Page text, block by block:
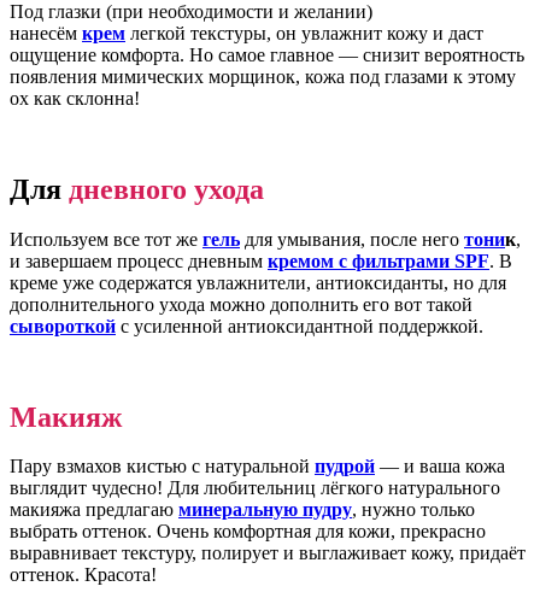
Под глазки (при необходимости и желании)
нанесём крем легкой текстуры, он увлажнит кожу и даст
ощущение комфорта. Но самое главное — снизит вероятность
появления мимических морщинок, кожа под глазами к этому
ох как склонна!
Для дневного ухода
Используем все тот же гель для умывания, после него тоник,
и завершаем процесс дневным кремом с фильтрами SPF. В
креме уже содержатся увлажнители, антиоксиданты, но для
дополнительного ухода можно дополнить его вот такой
сывороткой с усиленной антиоксидантной поддержкой.
Макияж
Пару взмахов кистью с натуральной пудрой — и ваша кожа
выглядит чудесно! Для любительниц лёгкого натурального
макияжа предлагаю минеральную пудру, нужно только
выбрать оттенок. Очень комфортная для кожи, прекрасно
выравнивает текстуру, полирует и выглаживает кожу, придаёт
оттенок. Красота!